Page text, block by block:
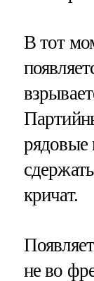
В тот
рядовые
кричат.
не во